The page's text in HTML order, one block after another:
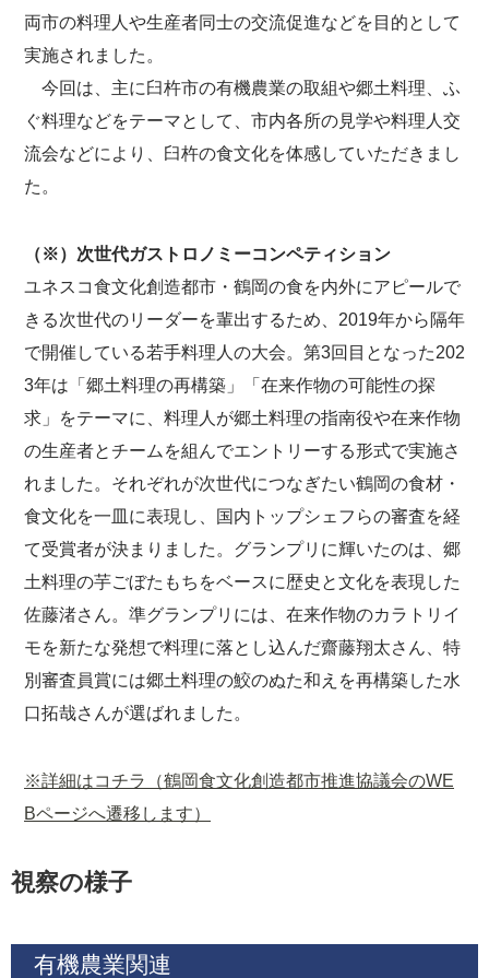
両市の料理人や生産者同士の交流促進などを目的として
実施されました。
今回は、主に臼杵市の有機農業の取組や郷土料理、ふ
ぐ料理などをテーマとして、市内各所の見学や料理人交
流会などにより、臼杵の食文化を体感していただきまし
た。
（※）次世代ガストロノミーコンペティション
ユネスコ食文化創造都市・鶴岡の食を内外にアピールで
きる次世代のリーダーを輩出するため、2019年から隔年
で開催している若手料理人の大会。第3回目となった202
3年は「郷土料理の再構築」「在来作物の可能性の探
求」をテーマに、料理人が郷土料理の指南役や在来作物
の生産者とチームを組んでエントリーする形式で実施さ
れました。それぞれが次世代につなぎたい鶴岡の食材・
食文化を一皿に表現し、国内トップシェフらの審査を経
て受賞者が決まりました。グランプリに輝いたのは、郷
土料理の芋ごぼたもちをベースに歴史と文化を表現した
佐藤渚さん。準グランプリには、在来作物のカラトリイ
モを新たな発想で料理に落とし込んだ齋藤翔太さん、特
別審査員賞には郷土料理の鮫のぬた和えを再構築した水
口拓哉さんが選ばれました。
※詳細はコチラ（鶴岡食文化創造都市推進協議会のWE
Bページへ遷移します）
視察の様子
有機農業関連